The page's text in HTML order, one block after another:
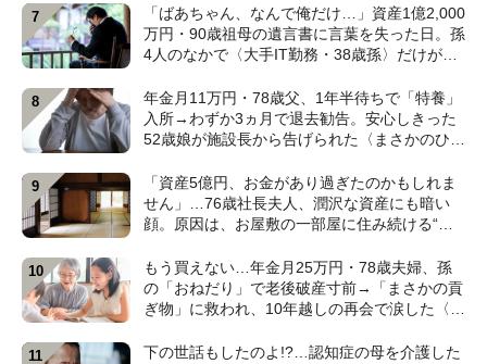
「ばあちゃん、なんで俺だけ…」資産1億2,000
万円・90歳祖母の遺言書に言葉を失った日。孫
4人のなかで〈大手IT勤務・38歳孫〉だけが遺
年金月11万円・78歳父、1年半待ちで「特養」
入所→わずか3ヵ月で退去勧告。安心しきった
52歳娘が施設長から告げられた〈まさかのひと
「資産5億円、お金があり過ぎたのかもしれま
せん」…76歳社長夫人、潤沢な資産にも暗い
顔。原因は、お屋敷の一部屋に住み続ける“跡
もう買えない…年金月25万円・78歳夫婦、孫
の「おねだり」で老後破産寸前→「まさかの貢
ぎ物」に救われ、10年越しの再会で涙した〈孫
下の世話もしたのよ!?…認知症の母を介護した